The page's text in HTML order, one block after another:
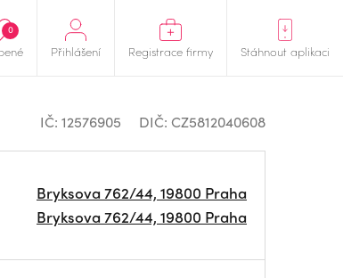
0
Přihlášení Registrace firmy Stáhnout aplikaci
IČ: 12576905 DIČ: CZ5812040608
Bryksova 762/44, 19800 Praha
Bryksova 762/44, 19800 Praha